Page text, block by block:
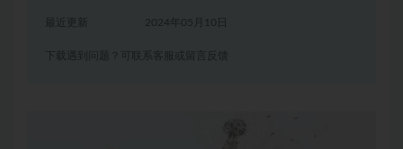
2024年05月10日
下载遇到问题？可联系客服或留言反馈